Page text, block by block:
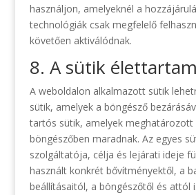
használjon, amelyeknél a
technológiák csak megfelelő
követően aktiválódnak.
8. A sütik
A weboldalon alkalmazott sütik
sütik, amelyek a böngésző
tartós sütik, amelyek meghatározott
böngészőben maradnak. Az egyes
szolgáltatója, célja és lejárati ideje
használt konkrét bővítményektől, a
beállításaitól, a böngészőtől és attól